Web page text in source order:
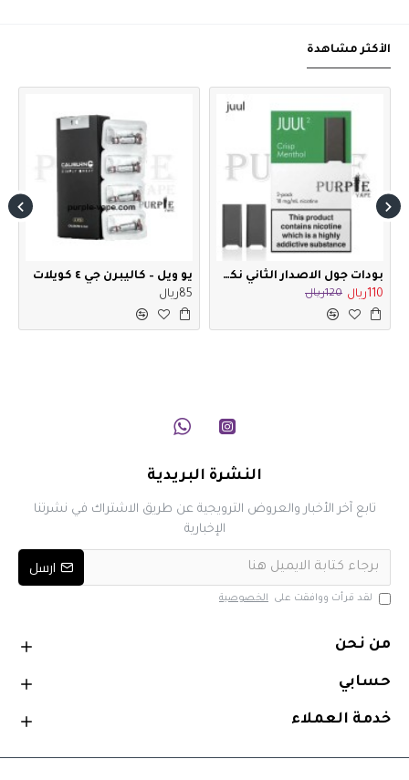
الأكثر مشاهدة
بودات جول الاصدار الثاني نكهة كريسب منثول 18 نيكوتين
110ريال
120ريال
يو ويل – كاليبرن جي ٤ كويلات
85ريال
النشرة البريدية
تابع آخر الأخبار والعروض الترويجية عن طريق الاشتراك في نشرتنا
الإخبارية
ارسل
لقد قرأت ووافقت على الخصوصية
من نحن
حسابي
خدمة العملاء